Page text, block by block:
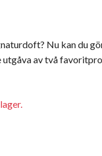
Nu kan du
utgåva av två